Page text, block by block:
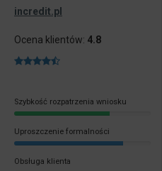
incredit.pl
Ocena klientów: 4.8
Szybkość rozpatrzenia wniosku
Uproszczenie formalności
Obsługa klienta